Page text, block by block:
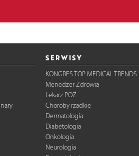
SERWISY
KONGRES TOP MEDICAL TRENDS
Menedżer Zdrowia
Lekarz POZ
Choroby rzadkie
Dermatologia
Diabetologia
Onkologia
Neurologia